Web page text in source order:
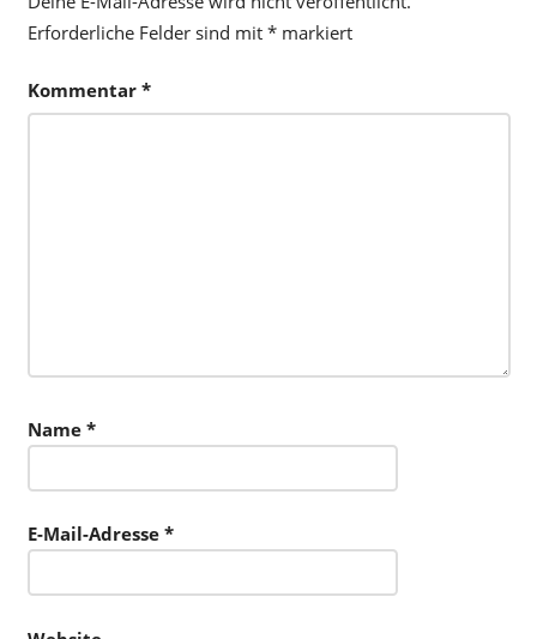
Erforderliche Felder sind mit *markiert
Kommentar *
Name *
E-Mail-Adresse *